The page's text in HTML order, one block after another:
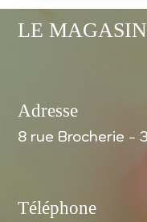
LE MAGASIN
Adresse
8 rue Brocherie -
Téléphone